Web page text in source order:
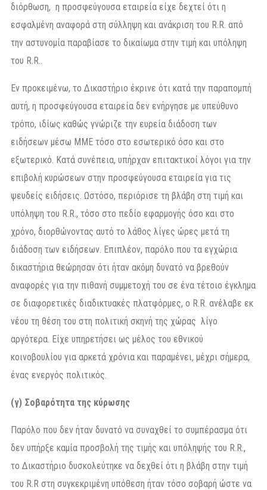
διόρθωση, η προσφεύγουσα εταιρεία είχε δεχτεί ότι η
εσφαλμένη αναφορά στη σύλληψη και ανάκριση του R.R. από
την αστυνομία παραβίασε το δικαίωμα στην τιμή και υπόληψη
του R.R..
Εν προκειμένω, το Δικαστήριο έκρινε ότι κατά την παραπομπή
αυτή, η προσφεύγουσα εταιρεία δεν ενήργησε με υπεύθυνο
τρόπο, ιδίως καθώς γνώριζε την ευρεία διάδοση των
ειδήσεων μέσω ΜΜΕ τόσο στο εσωτερικό όσο και στο
εξωτερικό. Κατά συνέπεια, υπήρχαν επιτακτικοί λόγοι για την
επιβολή κυρώσεων στην προσφεύγουσα εταιρεία για τις
ψευδείς ειδήσεις. Ωστόσο, περιόρισε τη βλάβη στη τιμή και
υπόληψη του R.R., τόσο στο πεδίο εφαρμογής όσο και στο
χρόνο, διορθώνοντας αυτό το λάθος λίγες ώρες μετά τη
διάδοση των ειδήσεων. Επιπλέον, παρόλο που τα εγχώρια
δικαστήρια θεώρησαν ότι ήταν ακόμη δυνατό να βρεθούν
αναφορές για την πιθανή συμμετοχή του σε ένα τέτοιο έγκλημα
σε διαφορετικές διαδικτυακές πλατφόρμες, ο R.R. ανέλαβε εκ
νέου τη θέση του στη πολιτική σκηνή της χώρας λίγο
αργότερα. Είχε υπηρετήσει ως μέλος του εθνικού
κοινοβουλίου για αρκετά χρόνια και παραμένει, μέχρι σήμερα,
ένας ενεργός πολιτικός.
(γ) Σοβαρότητα της κύρωσης
Παρόλο που δεν ήταν δυνατό να συναχθεί το συμπέρασμα ότι
δεν υπήρξε καμία προσβολή της τιμής και υπόληψής του R.R.,
το Δικαστήριο δυσκολεύτηκε να δεχθεί ότι η βλάβη στην τιμή
του R.R στη συγκεκριμένη υπόθεση ήταν τόσο σοβαρή ώστε να